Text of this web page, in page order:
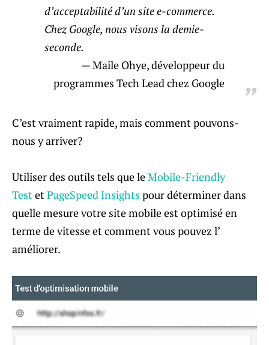
d’acceptabilité d’un site e-commerce.
Chez Google, nous visons la demie-
seconde.
Maile Ohye, développeur du
programmes Tech Lead chez Google
C’est vraiment rapide, mais comment pouvons-
nous y arriver?
Utiliser des outils tels que leMobile-Friendly
TestetPageSpeed Insights pour déterminer dans
quelle mesure votre site mobile est optimisé en
terme de vitesse et comment vous pouvez l’
améliorer.